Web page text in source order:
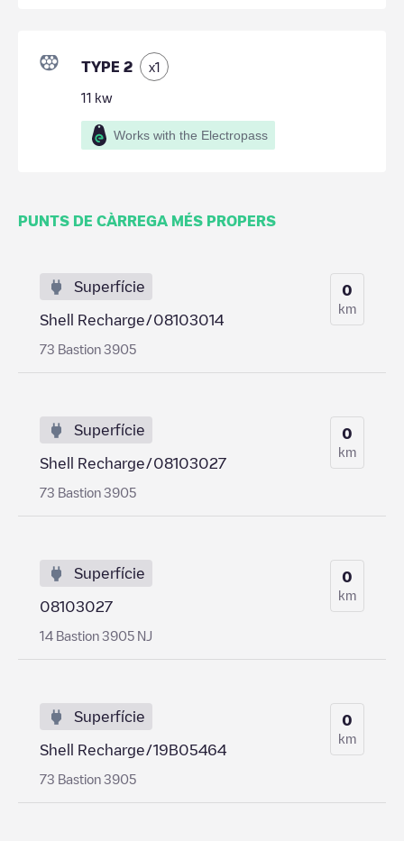
TYPE 2 x1
11 kw
Works with the Electropass
PUNTS DE CÀRREGA MÉS PROPERS
Superfície
Shell Recharge/08103014
73 Bastion 3905
0
km
Superfície
Shell Recharge/08103027
73 Bastion 3905
0
km
Superfície
08103027
14 Bastion 3905 NJ
0
km
Superfície
Shell Recharge/19B05464
73 Bastion 3905
0
km